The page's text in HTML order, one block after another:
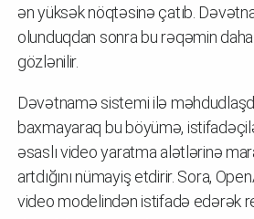
ən yüksək nöqtəsinə çatıb.
olunduqdan sonra bu rəqəmin
gözlənilir.
Dəvətnamə sistemi ilə
baxmayaraq bu böyümə,
əsaslı video yaratma alətlərinə
artdığını nümayiş etdirir. Sora,
video modelindən istifadə edərək